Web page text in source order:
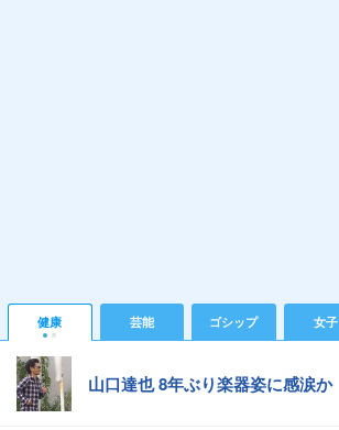
健康 芸能 ゴシップ 女子
山口達也 8年ぶり楽器姿に感涙か